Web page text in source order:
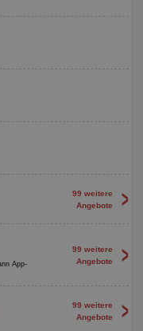
99 weitere
Angebote
>
App-
99 weitere
Angebote
>
99 weitere
Angebote
>